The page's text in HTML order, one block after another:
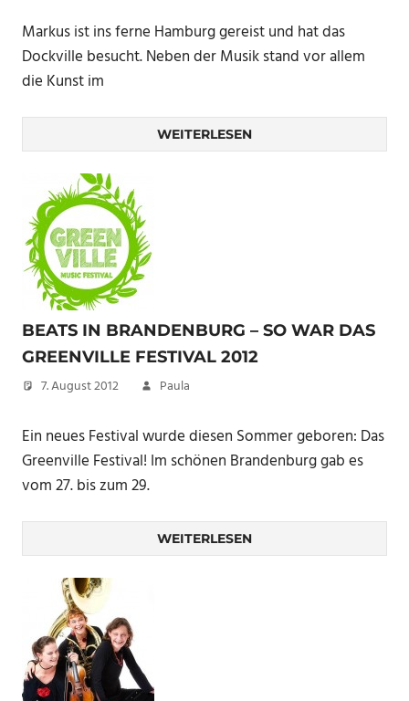
Markus ist ins ferne Hamburg gereist und hat das
Dockville besucht. Neben der Musik stand vor allem
die Kunst im
WEITERLESEN
BEATS IN BRANDENBURG – SO WAR DAS
GREENVILLE FESTIVAL 2012
7. August 2012 Paula
Ein neues Festival wurde diesen Sommer geboren: Das
Greenville Festival! Im schönen Brandenburg gab es
vom 27. bis zum 29.
WEITERLESEN